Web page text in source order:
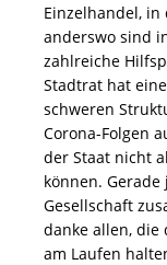
Einzelhandel,
anderswo sind
zahlreiche
Stadtrat hat
schweren
Corona-Folgen
der Staat nicht
können.
Gesellschaft
danke allen, die
am Laufen